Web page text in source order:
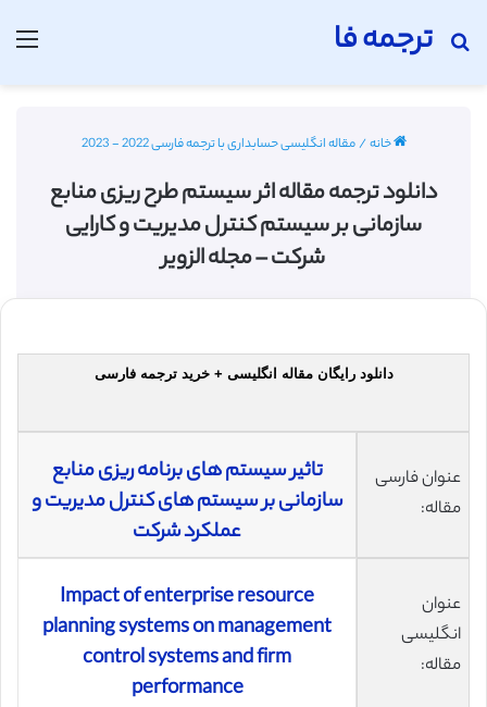
ترجمه فا
جستجو برای
خانه/مقاله انگلیسی حسابداری با ترجمه فارسی 2022 - 2023
دانلود ترجمه مقاله اثر سیستم طرح ریزی منابع
سازمانی بر سیستم کنترل مدیریت و کارایی
شرکت – مجله الزویر
دانلود رایگان مقاله انگلیسی + خرید ترجمه فارسی
عنوان فارسی
مقاله:
تاثیر سیستم های برنامه ریزی منابع
سازمانی بر سیستم های کنترل مدیریت و
عملکرد شرکت
عنوان
انگلیسی
مقاله:
Impact of enterprise resource
planning systems on management
control systems and firm
performance